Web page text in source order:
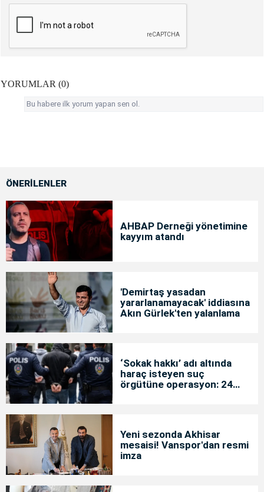
YORUMLAR (0)
Bu habere ilk yorum yapan sen ol.
ÖNERİLENLER
AHBAP Derneği yönetimine
kayyım atandı
'Demirtaş yasadan
yararlanamayacak' iddiasına
Akın Gürlek'ten yalanlama
‘Sokak hakkı’ adı altında
haraç isteyen suç
örgütüne operasyon: 24
Yeni sezonda Akhisar
mesaisi! Vanspor'dan resmi
imza